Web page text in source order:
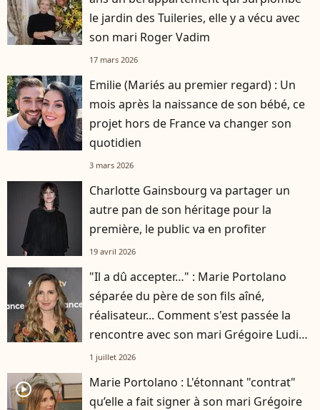
le jardin des Tuileries, elle y a vécu avec
son mari Roger Vadim
17 mars 2026
Emilie (Mariés au premier regard) : Un
mois après la naissance de son bébé, ce
projet hors de France va changer son
quotidien
3 mars 2026
Charlotte Gainsbourg va partager un
autre pan de son héritage pour la
première, le public va en profiter
19 avril 2026
"Il a dû accepter…" : Marie Portolano
séparée du père de son fils aîné,
réalisateur... Comment s'est passée la
rencontre avec son mari Grégoire Ludig
?1 juillet 2026
player2
Marie Portolano : L'étonnant "contrat"
qu’elle a fait signer à son mari Grégoire